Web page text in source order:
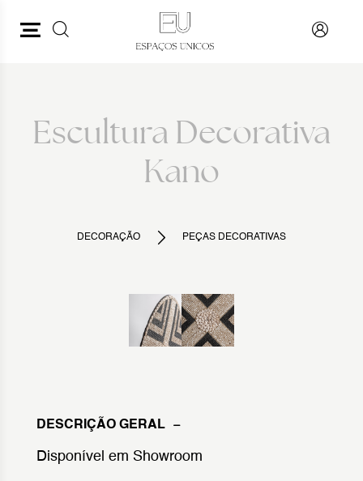
Escultura Decorativa
Kano
DECORAÇÃO PEÇAS DECORATIVAS
DESCRIÇÃO GERAL
Disponível em Showroom
PESQUISAR